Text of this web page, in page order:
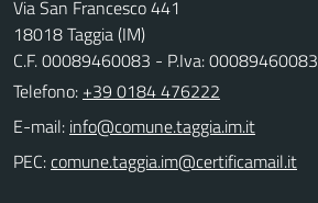
Via San Francesco 441
18018 Taggia (IM)
C.F. 00089460083 - P.Iva: 00089460083
Telefono: +39 0184 476222
E-mail:
PEC: